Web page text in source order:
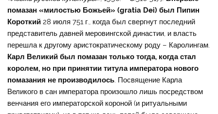
помазан «милостью Божьей» (gratia Dei) был Пипин
Короткий 28 июля 751 г., когда был свергнут последний
представитель давней меровингской династии, и власть
перешла к другому аристократическому роду – Каролингам.
Карл Великий был помазан только тогда, когда стал
королем, но при принятии титула императора нового
помазания не производилось. Посвящение Карла
Великого в сан императора произошло лишь посредством
венчания его императорской короной (и ритуальными